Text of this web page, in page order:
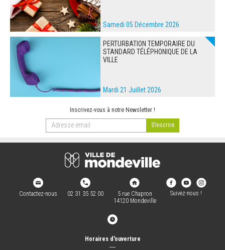
Samedi 05 Décembre 2026
PERTURBATION TEMPORAIRE DU
STANDARD TÉLÉPHONIQUE DE LA
VILLE
Mardi 21 Juillet 2026
Inscrivez-vous à notre Newsletter !
Contactez-nous 02 31 35 52 00
5 rue Chapron
14120 Mondeville
Suivez-nous !
Horaires d'ouverture
―